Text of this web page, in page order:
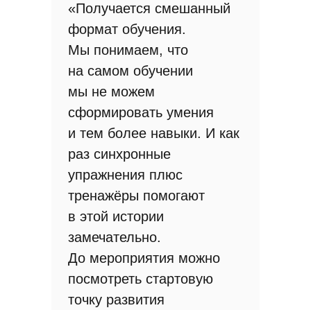
«Получается смешанный
формат обучения.
Мы понимаем, что
на самом обучении
мы не можем
сформировать умения
и тем более навыки. И как
раз синхронные
упражнения плюс
тренажёры помогают
в этой истории
замечательно.
До мероприятия можно
посмотреть стартовую
точку развития